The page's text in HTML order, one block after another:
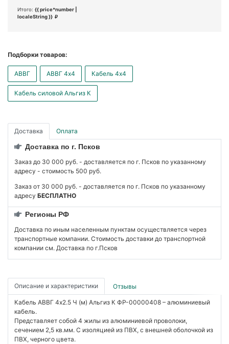
Итого: {{ price*number |
localeString }}
Подборки товаров:
АВВГ АВВГ 4x4 Кабель 4x4
Кабель силовой Альгиз К
Доставка Оплата
Доставка по г. Псков
Заказ до 30 000 руб. - доставляется по г. Псков по указанному
адресу - стоимость 500 руб.
Заказ от 30 000 руб. - доставляется по г. Псков по указанному
адресу БЕСПЛАТНО
Регионы РФ
Доставка по иным населенным пунктам осуществляется через
транспортные компании. Стоимость доставки до транспортной
компании см. Доставка по г.Псков
Описание и характеристики Отзывы
Кабель АВВГ 4х2.5 Ч (м) Альгиз К ФР-00000408 – алюминиевый
кабель.
Представляет собой 4 жилы из алюминиевой проволоки,
сечением 2,5 кв.мм. С изоляцией из ПВХ, с внешней оболочкой из
ПВХ, черного цвета.